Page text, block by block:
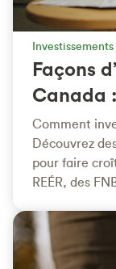
Investissements
Façons
Canada
Comment
Découvrez
pour faire
REÉR, des